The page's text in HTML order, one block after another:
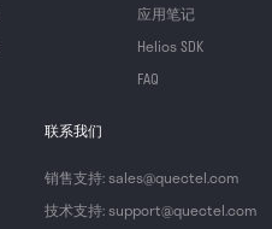
应用笔记
Helios SDK
FAQ
联系我们
销售支持: sales@quectel.com
技术支持: support@quectel.com